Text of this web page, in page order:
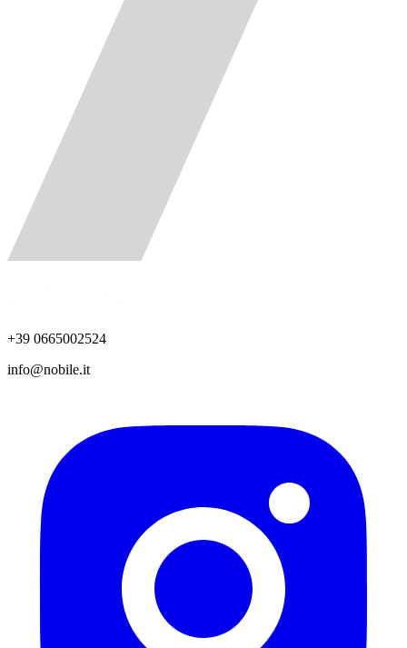
+39 0665002524
info@nobile.it